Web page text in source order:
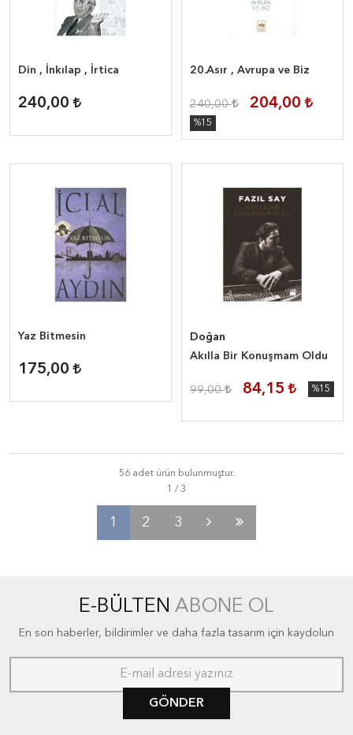
Din , İnkılap , İrtica
240,00
20.Asır , Avrupa ve Biz
240,00 204,00
%15
Yaz Bitmesin
175,00
Doğan
Akılla Bir Konuşmam Oldu
99,00 84,15 %15
56 adet ürün bulunmuştur.
1 2 3
E-BÜLTEN ABONE OL
En son haberler, bildirimler ve daha fazla tasarım için kaydolun
GÖNDER